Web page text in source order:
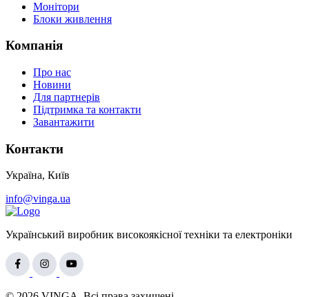
Монітори
Блоки живлення
Компанія
Про нас
Новини
Для партнерів
Підтримка та контакти
Завантажити
Контакти
Україна, Київ
info@vinga.ua
Український виробник високоякісної техніки та електроніки